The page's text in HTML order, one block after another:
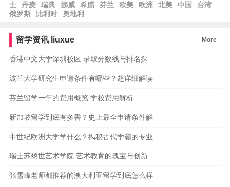
士
丹麦 瑞典 挪威 希腊 芬兰 欧美 欧洲 北美 中国
台湾
俄罗斯
比利时 奥地利
留学资讯 liuxue More
香港中文大学深圳校区 录取分数线与排名探
波兰大学研究生申请条件有哪些？超详细解读
芬兰留学一年的费用概览 学校费用解析
新加坡留学到底有多香？史上最全申请条件解
中世纪欧洲大学学什么？揭秘古代学霸的专业
瑞士苏黎世艺术学院 艺术教育的瑰宝与创新
张雪峰老师都推荐的澳大利亚留学到底怎么样